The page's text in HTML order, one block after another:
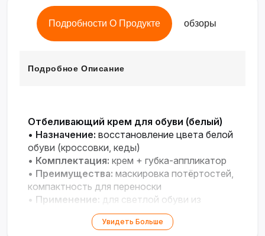
Подробности О Продукте обзоры
Подробное Описание
Отбеливающий крем для обуви (белый)
• Назначение: восстановление цвета белой
обуви (кроссовки, кеды)
• Комплектация: крем + губка-аппликатор
• Преимущества: маскировка потёртостей,
компактность для переноски
• Применение: для светлой обуви из
различных материалов
Увидеть Больше